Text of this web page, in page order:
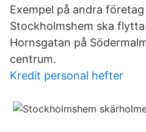
Exempel på andra
Stockholmshem ska
Hornsgatan på
centrum.
Kredit personal hefter